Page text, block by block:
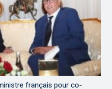
français pour co-